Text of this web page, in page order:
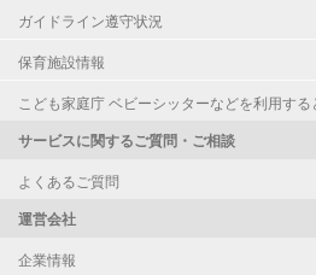
ガイドライン遵守状況
保育施設情報
こども家庭庁 ベビーシッターなどを利用す
サービスに関するご質問・ご相談
よくあるご質問
運営会社
企業情報